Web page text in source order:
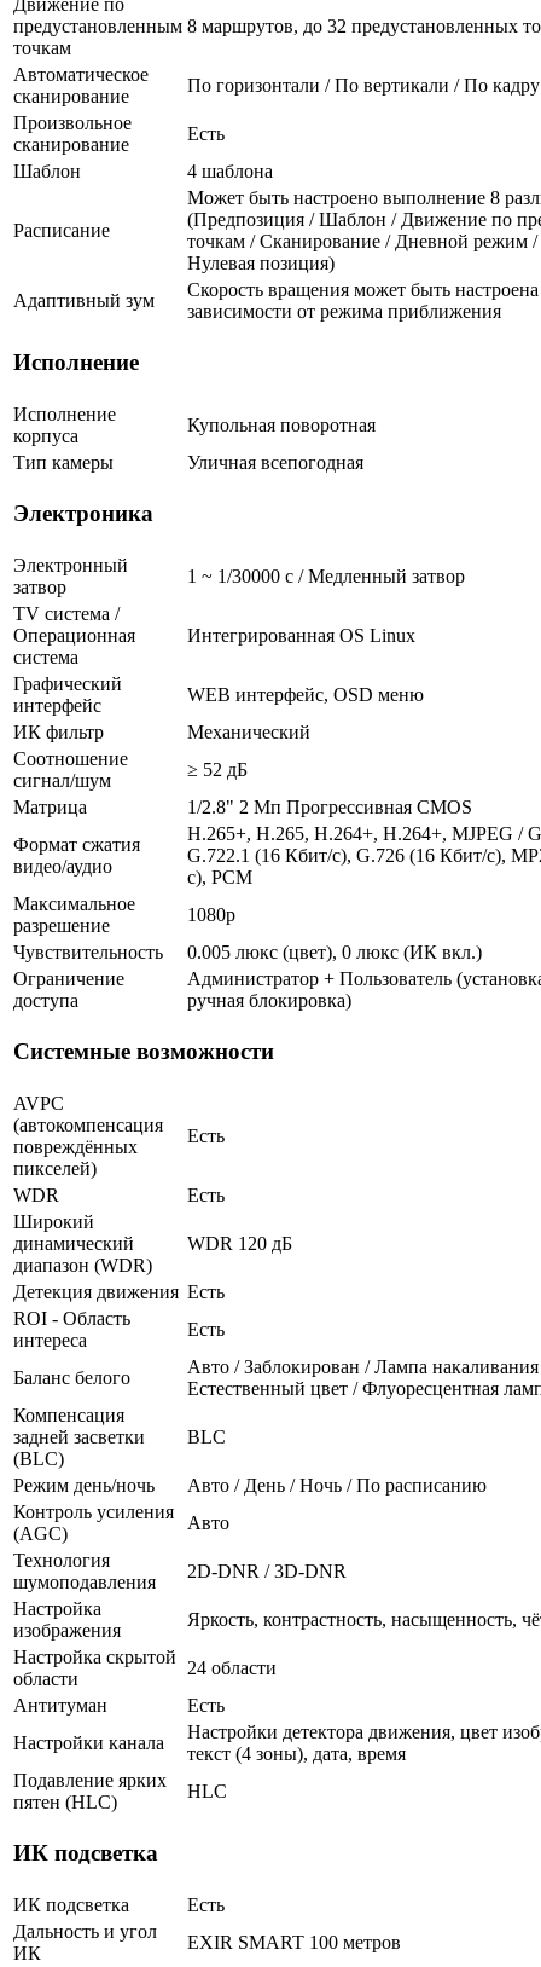
предустановленным
точкам
8 маршрутов, до 32 предустановленных
Автоматическое
сканирование
По горизонтали / По вертикали / По
Произвольное
сканирование
Есть
Шаблон
4 шаблона
Расписание
Может быть настроено выполнение 8
(Предпозиция / Шаблон / Движение по
точкам / Сканирование / Дневной режим
Нулевая позиция)
Адаптивный зум
Скорость вращения может быть
зависимости от режима приближения
Исполнение
Исполнение
корпуса
Купольная поворотная
Тип камеры
Уличная всепогодная
Электроника
Электронный
затвор
1 ~ 1/30000 с / Медленный затвор
TV система /
Операционная
система
Интегрированная OS Linux
Графический
интерфейс
WEB интерфейс, OSD меню
ИК фильтр
Механический
Соотношение
сигнал/шум
≥ 52 дБ
Матрица
1/2.8" 2 Мп Прогрессивная CMOS
Формат сжатия
видео/аудио
H.265+, H.265, H.264+, H.264+, MJPEG /
G.722.1 (16 Кбит/с), G.726 (16 Кбит/с),
с), PCM
Максимальное
разрешение
1080p
Чувствительность
0.005 люкс (цвет), 0 люкс (ИК вкл.)
Ограничение
доступа
Администратор + Пользователь
ручная блокировка)
Системные возможности
AVPC
(автокомпенсация
повреждённых
пикселей)
Есть
WDR
Есть
Широкий
динамический
диапазон (WDR)
WDR 120 дБ
Детекция движения Есть
ROI - Область
интереса
Есть
Баланс белого
Авто / Заблокирован / Лампа
Естественный цвет / Флуоресцентная
Компенсация
задней засветки
(BLC)
BLC
Режим день/ночь
Авто / День / Ночь / По расписанию
Контроль усиления
(AGC)
Авто
Технология
шумоподавления
2D-DNR / 3D-DNR
Настройка
изображения
Яркость, контрастность, насыщенность,
Настройка скрытой
области
24 области
Антитуман
Есть
Настройки канала
Настройки детектора движения, цвет
текст (4 зоны), дата, время
Подавление ярких
пятен (HLC)
HLC
ИК подсветка
ИК подсветка
Есть
Дальность и угол
ИК
EXIR SMART 100 метров